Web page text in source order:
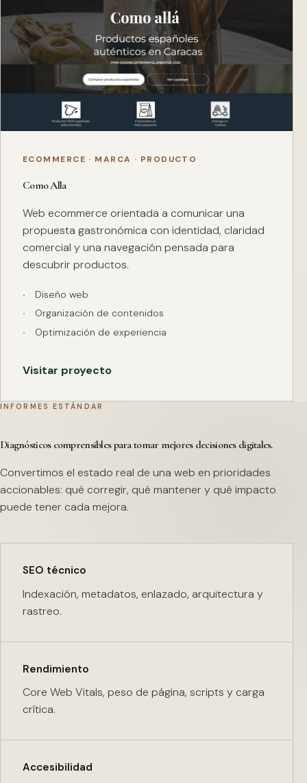
ECOMMERCE · MARCA · PRODUCTO
Como Alla
Web ecommerce orientada a comunicar una
propuesta gastronómica con identidad, claridad
comercial y una navegación pensada para
descubrir productos.
Diseño web
Organización de contenidos
Optimización de experiencia
Visitar proyecto
INFORMES ESTÁNDAR
Diagnósticos comprensibles para tomar mejores decisiones digitales.
Convertimos el estado real de una web en prioridades
accionables: qué corregir, qué mantener y qué impacto
puede tener cada mejora.
SEO técnico
Indexación, metadatos, enlazado, arquitectura y
rastreo.
Rendimiento
Core Web Vitals, peso de página, scripts y carga
crítica.
Accesibilidad